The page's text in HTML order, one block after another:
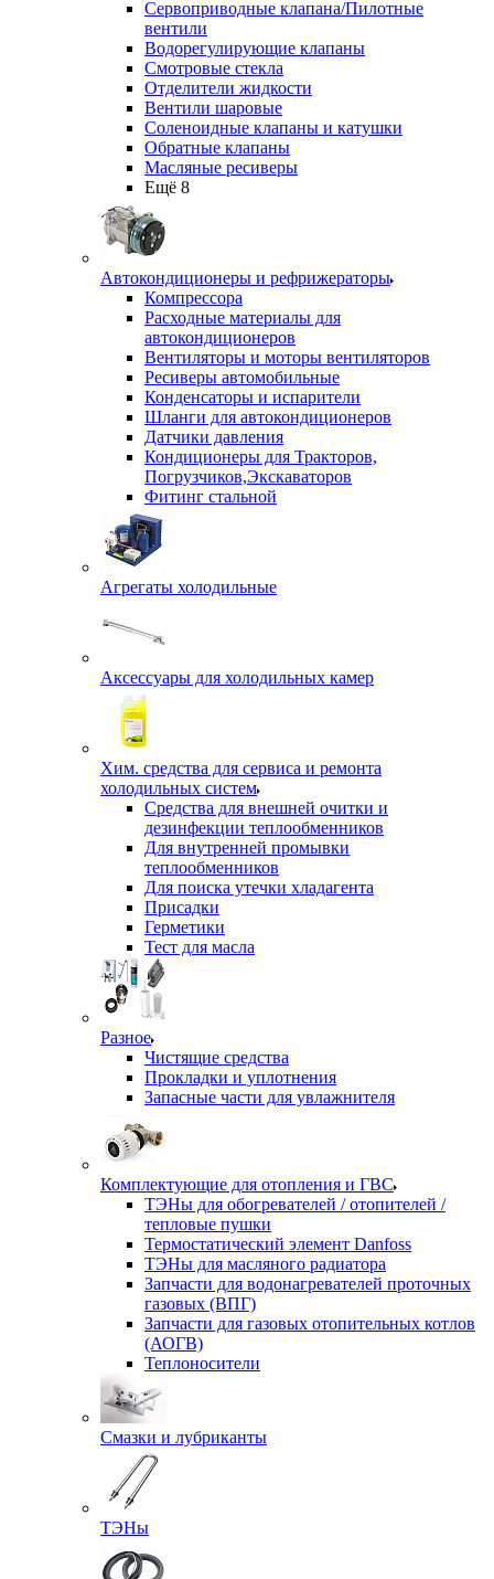
Сервоприводные клапана/Пилотные
вентили
Водорегулирующие клапаны
Смотровые стекла
Отделители жидкости
Вентили шаровые
Соленоидные клапаны и катушки
Обратные клапаны
Масляные ресиверы
Ещё 8
Автокондиционеры и рефрижераторы
Компрессора
Расходные материалы для
автокондиционеров
Вентиляторы и моторы вентиляторов
Ресиверы автомобильные
Конденсаторы и испарители
Шланги для автокондиционеров
Датчики давления
Кондиционеры для Тракторов,
Погрузчиков,Экскаваторов
Фитинг стальной
Агрегаты холодильные
Аксессуары для холодильных камер
Хим. средства для сервиса и ремонта
холодильных систем
Средства для внешней очитки и
дезинфекции теплообменников
Для внутренней промывки
теплообменников
Для поиска утечки хладагента
Присадки
Герметики
Тест для масла
Разное
Чистящие средства
Прокладки и уплотнения
Запасные части для увлажнителя
Комплектующие для отопления и ГВС
ТЭНы для обогревателей / отопителей /
тепловые пушки
Термостатический элемент Danfoss
ТЭНы для масляного радиатора
Запчасти для водонагревателей проточных
газовых (ВПГ)
Запчасти для газовых отопительных котлов
(АОГВ)
Теплоносители
Смазки и лубриканты
ТЭНы